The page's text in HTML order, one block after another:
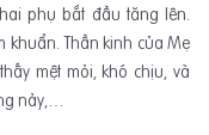
phụ bắt đầu tăng lên.
khuẩn. Thần kinh của Mẹ
mệt mỏi, khó chịu, và
nảy,…